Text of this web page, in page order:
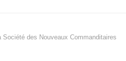
Société des Nouveaux Commanditaires